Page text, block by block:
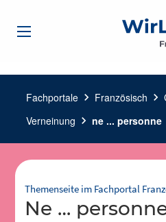
Fachportale chevron_right Französisch chevron_right
Verneinung chevron_right ne ... personne
Themenseite im Fachportal
ne …